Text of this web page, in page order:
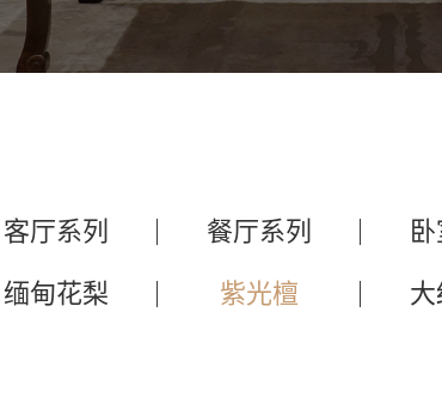
客厅系列 餐厅系列
缅甸花梨 紫光檀